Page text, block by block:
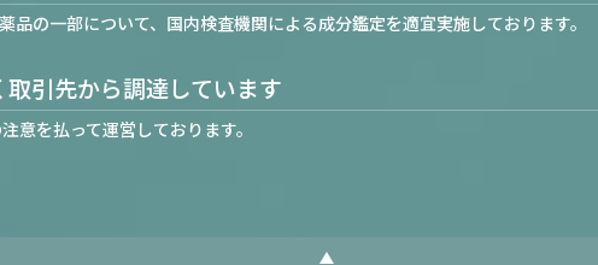
品の一部について、国内検査機関による成分鑑定を適宜実施しております。
引先から調達しています
意を払って運営しております。